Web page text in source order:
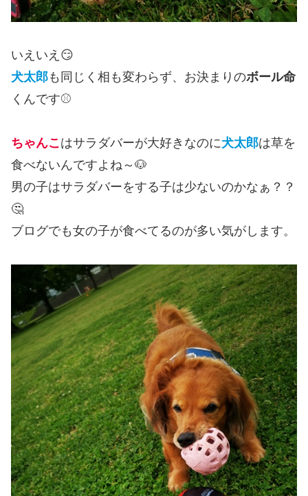
いえいえ😏
犬太郎も同じく相も変わらず、お決まりのボール命
くんです⚾
ちゃんこはサラダバーが大好きなのに犬太郎は草を
食べないんですよね～🐶
男の子はサラダバーをする子は少ないのかなぁ？？
🤔
ブログでも女の子が食べてるのが多い気がします。